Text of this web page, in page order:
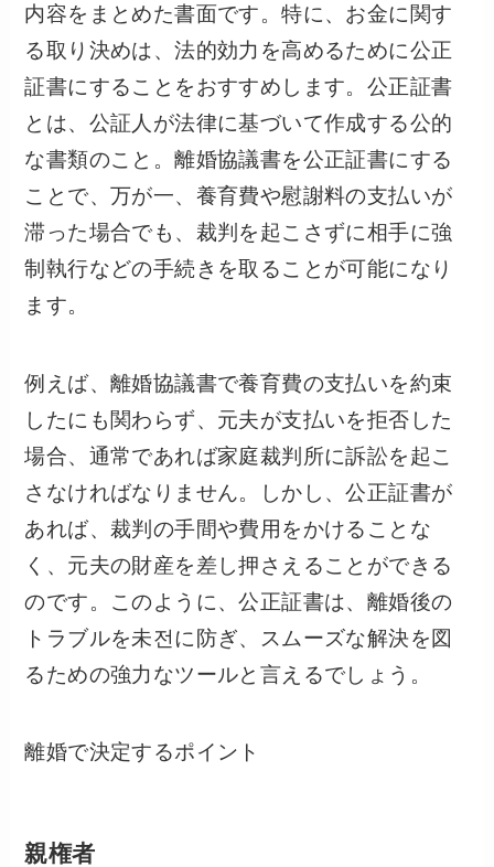
内容をまとめた書面です。特に、お金に関す
る取り決めは、法的効力を高めるために公正
証書にすることをおすすめします。 公正証書
とは、公証人が法律に基づいて作成する公的
な書類のこと。離婚協議書を公正証書にする
ことで、万が一、養育費や慰謝料の支払いが
滞った場合でも、裁判を起こさずに相手に強
制執行などの手続きを取ることが可能になり
ます。
例えば、離婚協議書で養育費の支払いを約束
したにも関わらず、元夫が支払いを拒否した
場合、通常であれば家庭裁判所に訴訟を起こ
さなければなりません。しかし、公正証書が
あれば、裁判の手間や費用をかけることな
く、元夫の財産を差し押さえることができる
のです。このように、公正証書は、離婚後の
トラブルを未전に防ぎ、スムーズな解決を図
るための強力なツールと言えるでしょう。
離婚で決定するポイント
親権者